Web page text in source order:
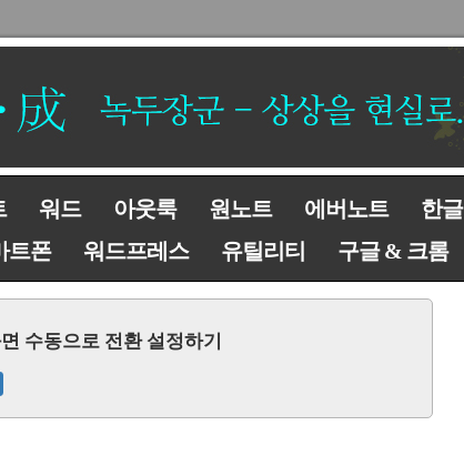
워드 아웃룩 원노트 에버노트 한글
트폰 워드프레스 유틸리티 구글 & 크롬
수동으로 전환 설정하기